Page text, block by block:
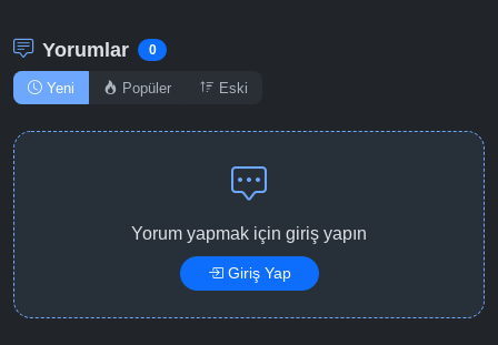
Yorumlar 0
Yeni Popüler Eski
Yorum yapmak için giriş yapın
Giriş Yap